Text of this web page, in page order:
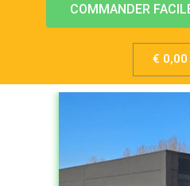
COMMANDER
€ 0,00